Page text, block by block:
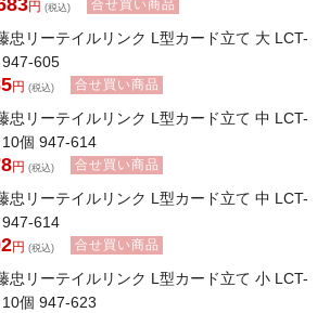
円 (税込) 合せ買い商品
忠リーテイルリンク L型カード立て 大 LCT-
605
円 (税込) 合せ買い商品
忠リーテイルリンク L型カード立て 中 LCT-
個 947-614
円 (税込) 合せ買い商品
忠リーテイルリンク L型カード立て 中 LCT-
614
円 (税込) 合せ買い商品
忠リーテイルリンク L型カード立て 小 LCT-
個 947-623